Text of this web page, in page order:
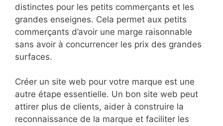
distinctes pour les petits commerçants et les
grandes enseignes. Cela permet aux petits
commerçants d’avoir une marge raisonnable
sans avoir à concurrencer les prix des grandes
surfaces.
Créer un site web pour votre marque est une
autre étape essentielle. Un bon site web peut
attirer plus de clients, aider à construire la
reconnaissance de la marque et faciliter les